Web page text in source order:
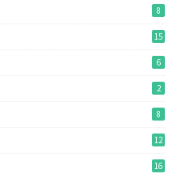
8
15
6
2
8
12
16